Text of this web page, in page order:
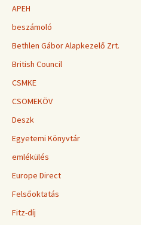
APEH
beszámoló
Bethlen Gábor Alapkezelő Zrt.
British Council
CSMKE
CSOMEKÖV
Deszk
Egyetemi Könyvtár
emlékülés
Europe Direct
Felsőoktatás
Fitz-díj